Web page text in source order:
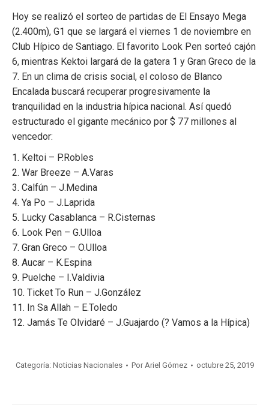
Hoy se realizó el sorteo de partidas de El Ensayo Mega
(2.400m), G1 que se largará el viernes 1 de noviembre en
Club Hípico de Santiago. El favorito Look Pen sorteó cajón
6, mientras Kektoi largará de la gatera 1 y Gran Greco de la
7. En un clima de crisis social, el coloso de Blanco
Encalada buscará recuperar progresivamente la
tranquilidad en la industria hípica nacional. Así quedó
estructurado el gigante mecánico por $ 77 millones al
vencedor:
1. Keltoi – P.Robles
2. War Breeze – A.Varas
3. Calfún – J.Medina
4. Ya Po – J.Laprida
5. Lucky Casablanca – R.Cisternas
6. Look Pen – G.Ulloa
7. Gran Greco – O.Ulloa
8. Aucar – K.Espina
9. Puelche – I.Valdivia
10. Ticket To Run – J.González
11. In Sa Allah – E.Toledo
12. Jamás Te Olvidaré – J.Guajardo (? Vamos a la Hípica)
Categoría: Noticias Nacionales PorAriel Gómez octubre 25, 2019